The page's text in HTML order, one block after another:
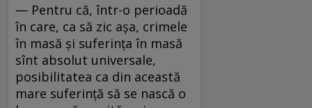
— Pentru că, într-o perioadă
în care, ca să zic aşa, crimele
în masă şi suferinţa în masă
sînt absolut universale,
posibilitatea ca din această
mare suferinţă să se nască o